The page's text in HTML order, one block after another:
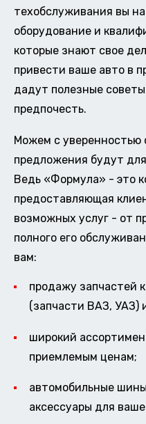
техобслуживания вы
оборудование и
которые знают свое
привести ваше авто в
дадут полезные
предпочесть.
Можем с уверенностью
предложения будут
Ведь «Формула» - это
предоставляющая
возможных услуг - от
полного его
вам:
продажу запчастей
(запчасти ВАЗ, УАЗ)
широкий
приемлемым ценам;
автомобильные
аксессуары для